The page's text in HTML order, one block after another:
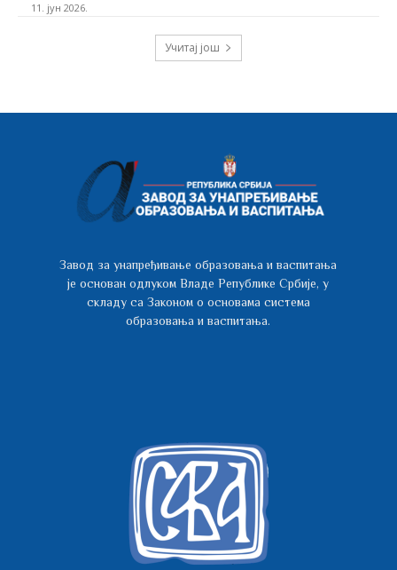
11. јун 2026.
Учитај још
Завод за унапређивање образовања и васпитања
је основан одлуком Владе Републике Србије, у
складу са Законом о основама система
образовања и васпитања.